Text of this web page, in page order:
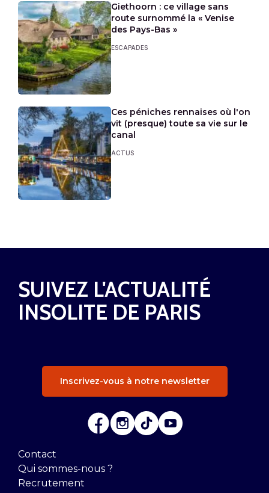
Giethoorn : ce village sans
route surnommé la « Venise
des Pays-Bas »
ESCAPADES
Ces péniches rennaises où l'on
vit (presque) toute sa vie sur le
canal
ACTUS
SUIVEZ L'ACTUALITÉ
INSOLITE DE PARIS
Inscrivez-vous à notre newsletter
Contact
Qui sommes-nous ?
Recrutement